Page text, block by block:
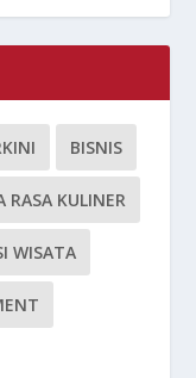
BISNIS
RASA KULINER
WISATA